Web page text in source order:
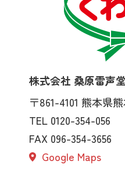
株式会社 桑原雷声堂
〒861-4101 熊本県
TEL 0120-354-056
FAX 096-354-3656
Google Maps